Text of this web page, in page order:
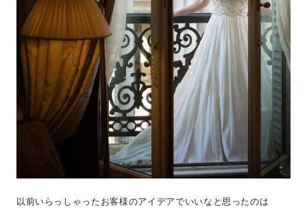
以前いらっしゃったお客様のアイデアでいいなと思ったのは